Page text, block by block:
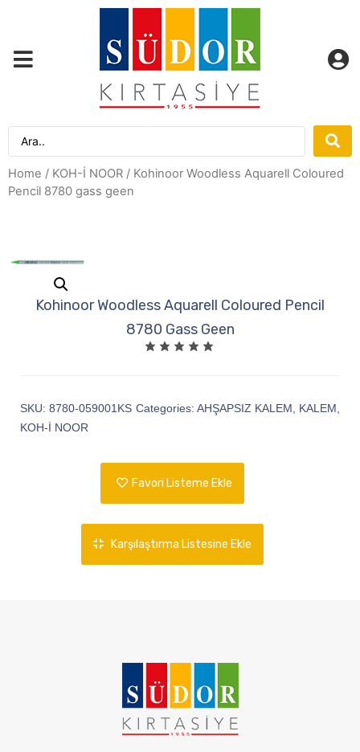
Home / KOH-İ NOOR / Kohinoor Woodless Aquarell Coloured
Pencil 8780 gass geen
Kohinoor Woodless Aquarell Coloured Pencil
8780 Gass Geen
SKU: 8780-059001KS Categories: AHŞAPSIZ KALEM KALEM
KOH-İ NOOR
Favori Listeme Ekle
Karşılaştırma Listesine Ekle